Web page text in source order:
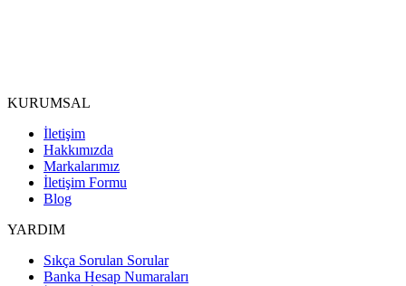
KURUMSAL
İletişim
Hakkımızda
Markalarımız
İletişim Formu
Blog
YARDIM
Sıkça Sorulan Sorular
Banka Hesap Numaraları